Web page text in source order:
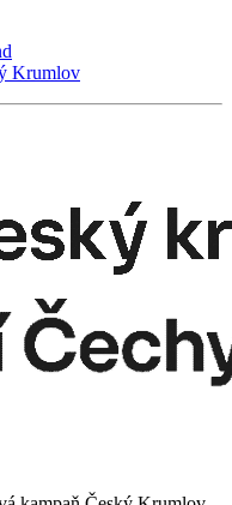
Krumlov